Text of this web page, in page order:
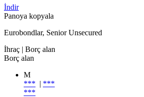
İndir
Panoya kopyala
Eurobondlar, Senior Unsecured
İhraç | Borç alan
Borç alan
M
*** | ***
***